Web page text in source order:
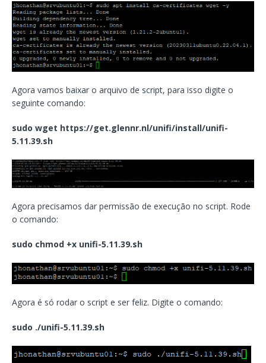
Agora vamos baixar o arquivo de script, para isso digite o
seguinte comando:
sudo wget https://get.glennr.nl/unifi/install/unifi-
5.11.39.sh
Agora precisamos dar permissão de execução no script. Rode
o comando:
sudo chmod +x unifi-5.11.39.sh
Agora é só rodar o script e ser feliz. Digite o comando:
sudo ./unifi-5.11.39.sh